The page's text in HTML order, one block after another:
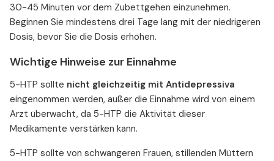
30-45 Minuten vor dem Zubettgehen einzunehmen.
Beginnen Sie mindestens drei Tage lang mit der niedrigeren
Dosis, bevor Sie die Dosis erhöhen.
Wichtige Hinweise zur Einnahme
5-HTP sollte nicht gleichzeitig mit Antidepressiva
eingenommen werden, außer die Einnahme wird von einem
Arzt überwacht, da 5-HTP die Aktivität dieser
Medikamente verstärken kann.
5-HTP sollte von schwangeren Frauen, stillenden Müttern